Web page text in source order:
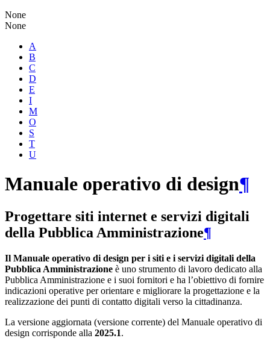
None
None
A
B
C
D
E
I
M
O
S
T
U
Manuale operativo di design¶
Progettare siti internet e servizi digitali
della Pubblica Amministrazione¶
Il Manuale operativo di design per i siti e i servizi digitali della
Pubblica Amministrazione è uno strumento di lavoro dedicato alla
Pubblica Amministrazione e i suoi fornitori e ha l’obiettivo di fornire
indicazioni operative per orientare e migliorare la progettazione e la
realizzazione dei punti di contatto digitali verso la cittadinanza.
La versione aggiornata (versione corrente) del Manuale operativo di
design corrisponde alla 2025.1.